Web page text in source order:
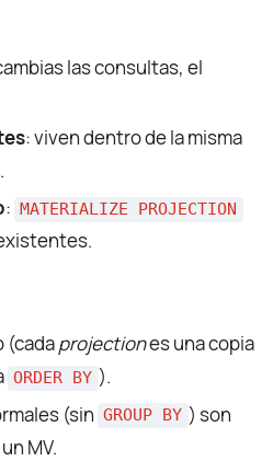
las consultas, el
: viven dentro de la misma
: MATERIALIZE PROJECTION
(cadaprojectiones una copia
ORDER BY ).
(sin GROUP BY ) son
MV.